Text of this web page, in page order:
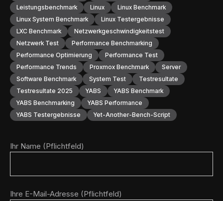
Leistungsbenchmark
Linux
Linux Benchmark
Linux System Benchmark
Linux Testergebnisse
LXC Benchmark
Netzwerkgeschwindigkeitstest
Netzwerk Test
Performance Benchmarking
Performance Optimierung
Performance Test
Performance Trends
Proxmox Benchmark
Server
Software Benchmark
System Test
Testresultate
Testresultate 2025
YABS
YABS Benchmark
YABS Benchmarking
YABS Performance
YABS Testergebnisse
Yet-Another-Bench-Script
Ihr Name (Pflichtfeld)
Ihre E-Mail-Adresse (Pflichtfeld)